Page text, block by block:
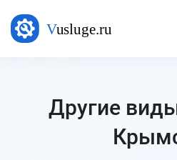
Другие